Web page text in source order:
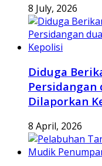
8 July, 2026
Diduga
Persidangan
Dilaporkan
8 April, 2026